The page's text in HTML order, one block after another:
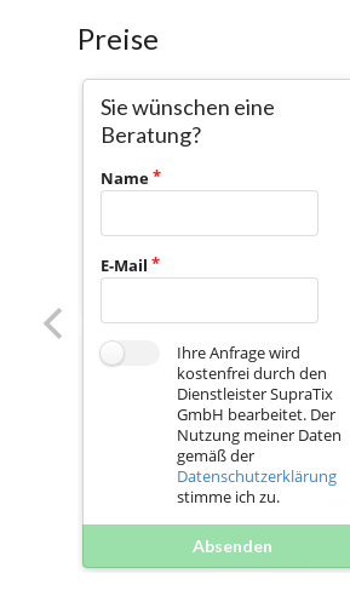
Preise
Sie wünschen eine
Beratung?
Name
E-Mail
Ihre Anfrage wird
kostenfrei durch den
Dienstleister SupraTix
GmbH bearbeitet. Der
Nutzung meiner Daten
gemäß der
Datenschutzerklärung
stimme ich zu.
Absenden